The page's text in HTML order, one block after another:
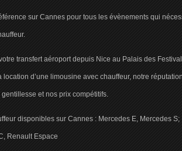
sur Cannes pour tous les évènements qui
transfert aéroport depuis Nice au Palais des
location d’une limousine avec chauffeur, notre
et nos prix compétitifs.
disponibles sur Cannes : Mercedes E, Mercedes
Renault Espace